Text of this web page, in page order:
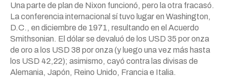
Una parte de plan de Nixon funcionó, pero la otra fracasó.
La conferencia internacional sí tuvo lugar en Washington,
D.C., en diciembre de 1971, resultando en el Acuerdo
Smithsonian. El dólar se devaluó de los USD 35 por onza
de oro a los USD 38 por onza (y luego una vez más hasta
los USD 42,22); asimismo, cayó contra las divisas de
Alemania, Japón, Reino Unido, Francia e Italia.